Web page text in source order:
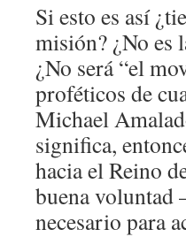
Si esto es así
misión? ¿No es
¿No será “el
proféticos de
Michael
significa,
hacia el Reino
buena voluntad
necesario para